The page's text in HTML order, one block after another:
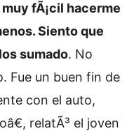
fÃ¡cil hacerme
Siento que
sumado. No
Fue un buen fin de
con el auto,
relatÃ³ el joven